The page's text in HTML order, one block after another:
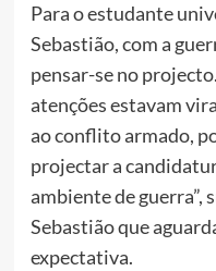
Para o estudante
Sebastião, com a
pensar-se no
atenções estavam
ao conflito armado,
projectar a
ambiente de guerra”,
Sebastião que
expectativa.